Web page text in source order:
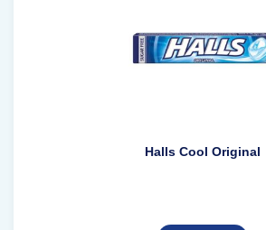
Halls Cool Original